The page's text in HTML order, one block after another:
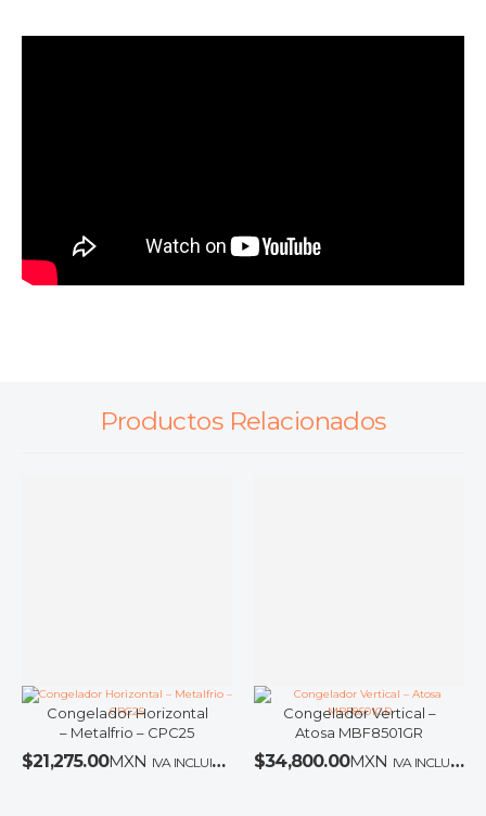
Productos Relacionados
Congelador Horizontal
– Metalfrio – CPC25
$21,275.00MXN IVA INCLUIDO
Congelador Vertical –
Atosa MBF8501GR
$34,800.00MXN IVA INCLUIDO